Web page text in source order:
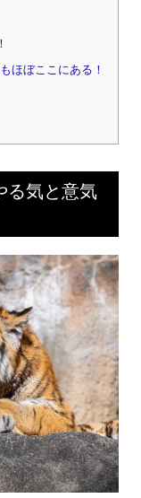
ほぼここにある！
る気と意気